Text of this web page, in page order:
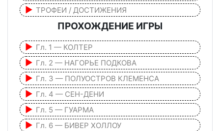
ТРОФЕИ / ДОСТИЖЕНИЯ
ПРОХОЖДЕНИЕ ИГРЫ
Гл. 1 — КОЛТЕР
Гл. 2 — НАГОРЬЕ ПОДКОВА
Гл. 3 — ПОЛУОСТРОВ КЛЕМЕНСА
Гл. 4 — СЕН-ДЕНИ
Гл. 5 — ГУАРМА
Гл. 6 — БИВЕР ХОЛЛОУ